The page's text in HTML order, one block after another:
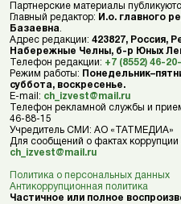
Партнерские материалы
Главный редактор: И.о. главного
Базаевна
Адрес редакции: 423827, Россия,
Набережные Челны, б-р Юных
Телефон редакции: +7 (8552) 46-
Режим работы:
суббота, воскресенье.
E-mail: ch_izvest@mail.ru
Телефон рекламной службы и
46-88-15
Учредитель СМИ: АО «ТАТМЕДИА»
Для сообщений о фактах коррупции
ch_izvest@mail.ru
Политика о персональных данных
Антикоррупционная политика
Частичное или полное